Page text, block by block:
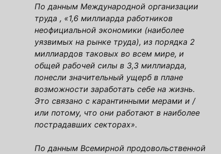
По данным Международной организации
труда , «1,6 миллиарда работников
неофициальной экономики (наиболее
уязвимых на рынке труда), из порядка 2
миллиардов таковых во всем мире, и
общей рабочей силы в 3,3 миллиарда,
понесли значительный ущерб в плане
возможности заработать себе на жизнь.
Это связано с карантинными мерами и /
или потому, что они работают в наиболее
пострадавших секторах».
По данным Всемирной продовольственной